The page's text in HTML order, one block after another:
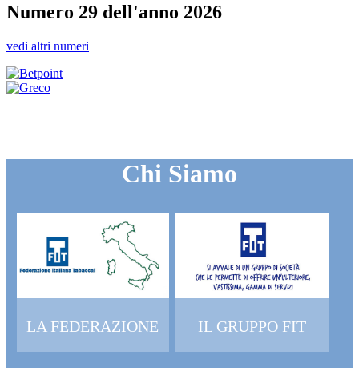
Numero 29 dell'anno 2026
vedi altri numeri
Chi Siamo
LA FEDERAZIONE IL GRUPPO FIT